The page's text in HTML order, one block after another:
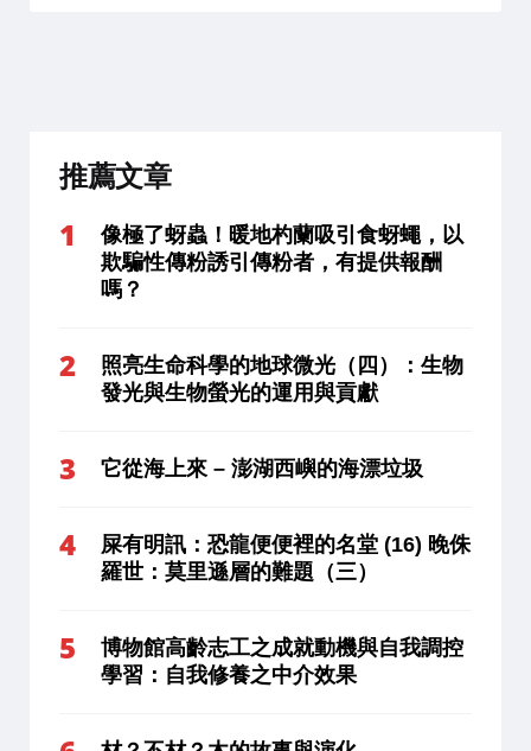
推薦文章
像極了蚜蟲！暖地杓蘭吸引食蚜蠅，以
欺騙性傳粉誘引傳粉者，有提供報酬
嗎？
照亮生命科學的地球微光（四）：生物
發光與生物螢光的運用與貢獻
它從海上來 – 澎湖西嶼的海漂垃圾
屎有明訊：恐龍便便裡的名堂 (16) 晚侏
羅世：莫里遜層的難題（三）
博物館高齡志工之成就動機與自我調控
學習：自我修養之中介效果